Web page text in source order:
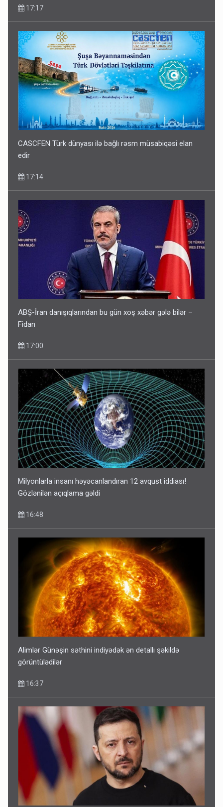
17:17
CASCFEN Türk dünyası ilə bağlı rəsm müsabiqəsi elan
edir
17:14
ABŞ-İran danışıqlarından bu gün xoş xəbər gələ bilər –
Fidan
17:00
Milyonlarla insanı həyəcanlandıran 12 avqust iddiası!
Gözlənilən açıqlama gəldi
16:48
Alimlər Günəşin səthini indiyədək ən detallı şəkildə
görüntülədilər
16:37